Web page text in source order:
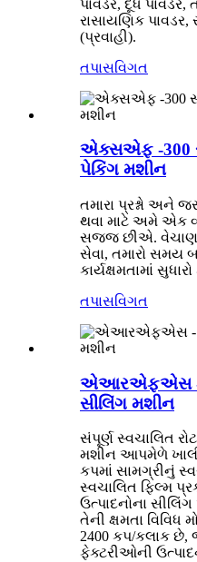
પાવડર, દૂધ પાવડર,
રાસાયણિક
(પ્રવાહી).
તપાસવિગત
એક્સએફ -300
પેકિંગ મશીન
તમારા પ્રશ્નો અને
થવા માટે અમે એક
સજ્જ છીએ.
સેવા, તમારો સમય
કાર્યક્ષમતામાં સુધારો
તપાસવિગત
એઆરએફએસ -1
સીલિંગ મશીન
સંપૂર્ણ સ્વચાલિત
મશીન આપમેળે
કપમાં સામગ્રીનું
સ્વચાલિત ફિલ્મ
ઉત્પાદનોના
તેની ક્ષમતા વિવિધ
2400 કપ/કલાક છે,
ફેક્ટરીઓની